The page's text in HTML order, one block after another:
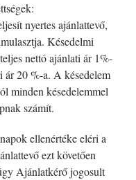
nyertes ajánlattevő,
Késedelmi
nettó ajánlati ár 1%-
ár 20 %-a. A késedelem
minden késedelemmel
számít.
ellenértéke eléri a
ezt követően
Ajánlatkérő jogosult